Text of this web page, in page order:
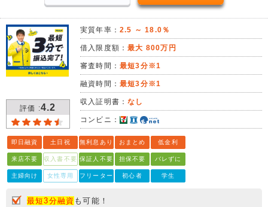
評価 :4.2
実質年率： 2.5 ～ 18.0％
借入限度額：最大 800万円
審査時間： 最短3分※1
融資時間： 最短3分※1
収入証明書：なし
コンビニ：
即日融資 土日祝 無利息あり おまとめ 低金利
来店不要 収入書不要 保証人不要 担保不要 バレずに
主婦向け 女性専用 フリーター 初心者 学生
最短3分融資 も可能！